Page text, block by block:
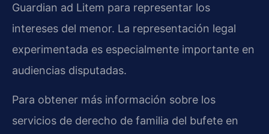
Guardian ad Litem para representar los
intereses del menor. La representación legal
experimentada es especialmente importante en
audiencias disputadas.
Para obtener más información sobre los
servicios de derecho de familia del bufete en